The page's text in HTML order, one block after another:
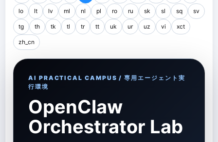
lo lt lv ml nl pl ro ru sk sl sq sv
tg th tk tl tr tt uk ur uz vi xct
zh_cn
AI PRACTICAL CAMPUS / 専用エージェント実
行環境
OpenClaw
Orchestrator Lab